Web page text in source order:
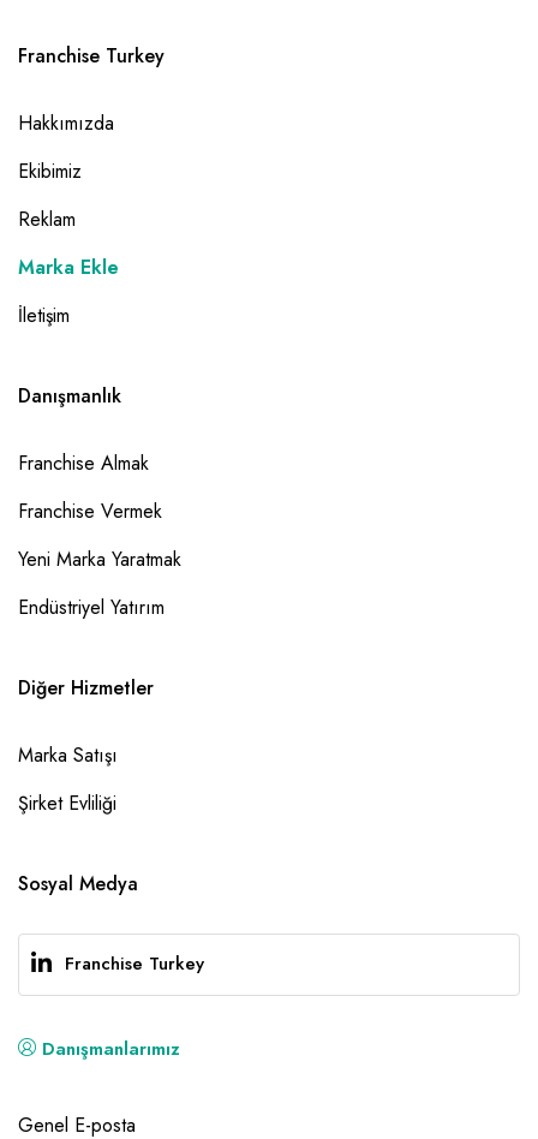
Franchise Turkey
Hakkımızda
Ekibimiz
Reklam
Marka Ekle
İletişim
Danışmanlık
Franchise Almak
Franchise Vermek
Yeni Marka Yaratmak
Endüstriyel Yatırım
Diğer Hizmetler
Marka Satışı
Şirket Evliliği
Sosyal Medya
Franchise Turkey
Danışmanlarımız
Genel E-posta